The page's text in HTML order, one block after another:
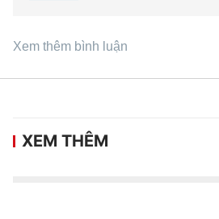
Xem thêm bình luận
XEM THÊM